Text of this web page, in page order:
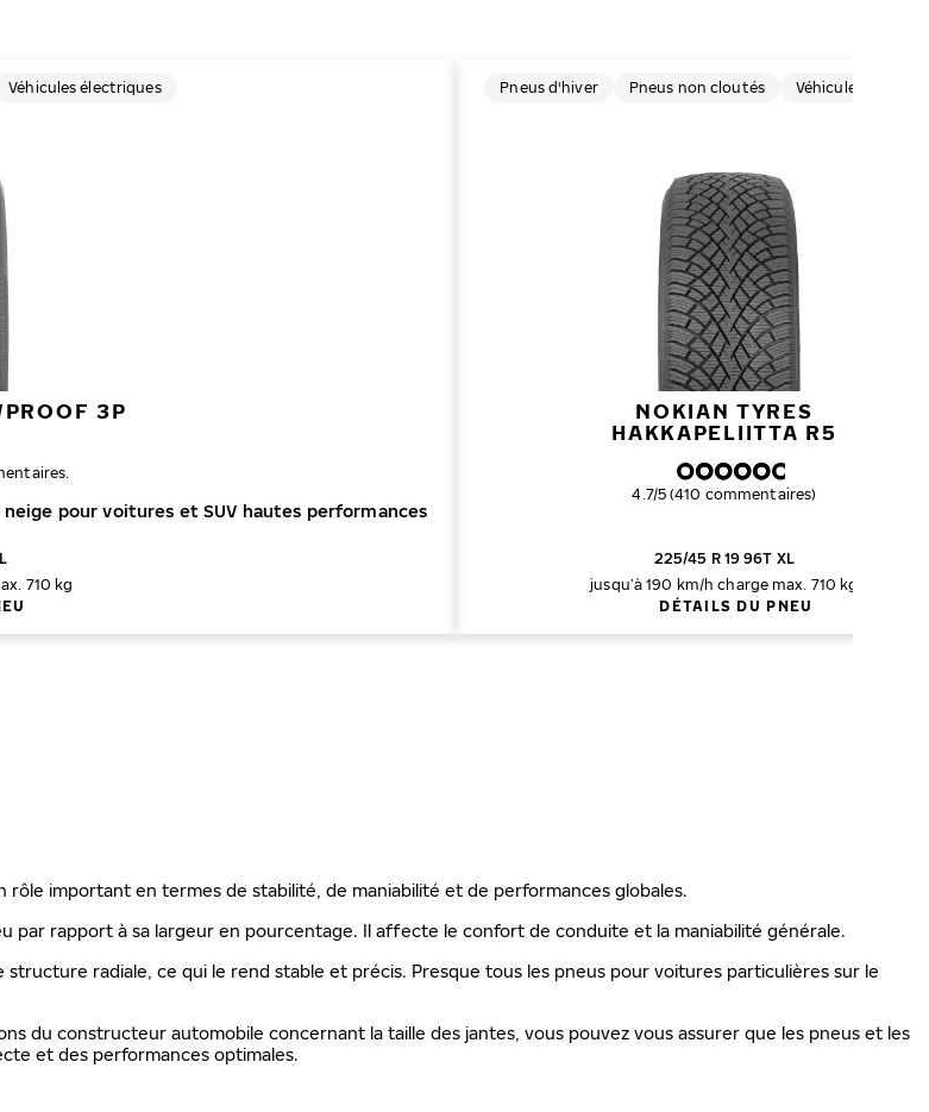
3P
pour voitures et SUV hautes performances
Véhicules électriques
710 kg
NOKIAN TYRES
HAKKAPELIITTA R5
Pneus d'hiver Pneus non cloutés Véhicules
Note globale
4.7/5 (410 commentaires)
225/45 R 19 96T XL
jusqu’à 190 km/h charge max. 710 kg
DÉTAILS DU PNEU
important en termes de stabilité, de maniabilité et de performances globales.
par rapport à sa largeur en pourcentage. Il affecte le confort de conduite et la maniabilité générale.
radiale, ce qui le rend stable et précis. Presque tous les pneus pour voitures particulières sur le
du constructeur automobile concernant la taille des jantes, vous pouvez vous assurer que les pneus et les
et des performances optimales.